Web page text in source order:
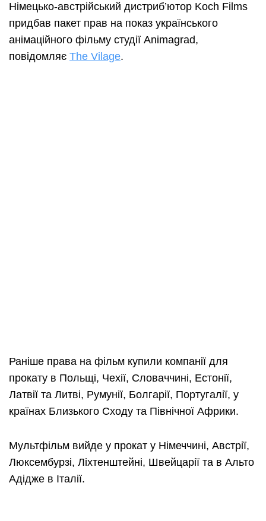
Німецько-австрійський дистриб’ютор Koch Films
придбав пакет прав на показ українського
анімаційного фільму студії Animagrad,
повідомляє The Vilage.
Раніше права на фільм купили компанії для
прокату в Польщі, Чехії, Словаччині, Естонії,
Латвії та Литві, Румунії, Болгарії, Португалії, у
країнах Близького Сходу та Північної Африки.
Мультфільм вийде у прокат у Німеччині, Австрії,
Люксембурзі, Ліхтенштейні, Швейцарії та в Альто
Адідже в Італії.